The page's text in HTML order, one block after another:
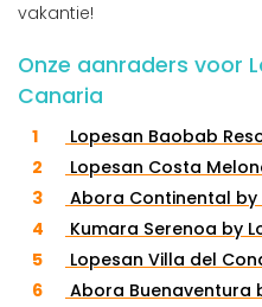
vakantie!
Onze aanraders voor
Canaria
Lopesan Baobab
Lopesan Costa
Abora Continental by
Kumara Serenoa by
Lopesan Villa del
Abora Buenaventura